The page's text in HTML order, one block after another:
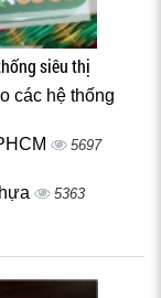
siêu thị
các hệ thống
5697
5363